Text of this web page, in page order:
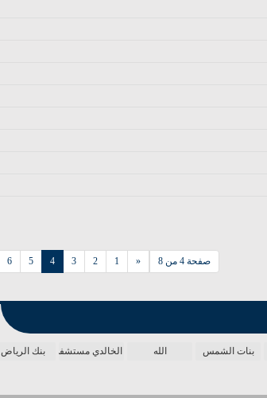
صفحة 4 من 8 «
1
2
3
4
5
6
بنات الشمس الله الخالدي مستشفى بنك الرياض